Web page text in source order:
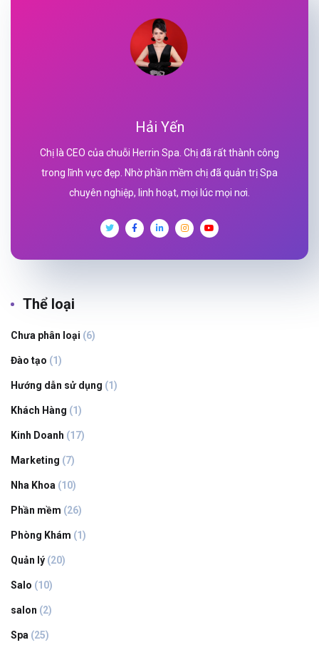
Hải Yến
Chị là CEO của chuỗi Herrin Spa. Chị đã rất thành công
trong lĩnh vực đẹp. Nhờ phần mềm chị đã quản trị Spa
chuyên nghiệp, linh hoạt, mọi lúc mọi nơi.
Thể loại
Chưa phân loại (6)
Đào tạo (1)
Hướng dẫn sử dụng (1)
Khách Hàng (1)
Kinh Doanh (17)
Marketing (7)
Nha Khoa (10)
Phần mềm (26)
Phòng Khám (1)
Quản lý (20)
Salo (10)
salon (2)
Spa (25)